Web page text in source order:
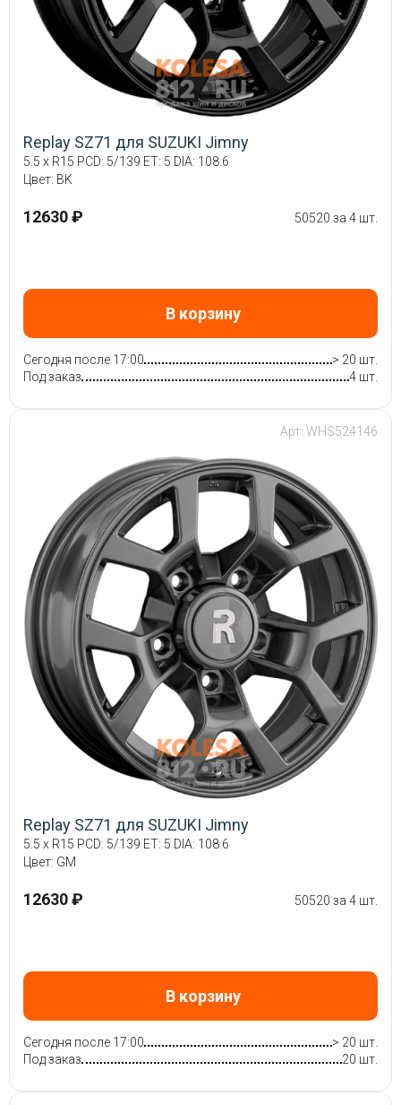
Replay SZ71 для SUZUKI Jimny
5.5 x R15 PCD: 5/139 ET: 5 DIA: 108.6
Цвет: BK
12630 ₽ 50520 за 4 шт.
В корзину
Сегодня после 17:00
> 20 шт.
Под заказ
4 шт.
Арт: WHS524146
Replay SZ71 для SUZUKI Jimny
5.5 x R15 PCD: 5/139 ET: 5 DIA: 108.6
Цвет: GM
12630 ₽ 50520 за 4 шт.
В корзину
Сегодня после 17:00
> 20 шт.
Под заказ
20 шт.